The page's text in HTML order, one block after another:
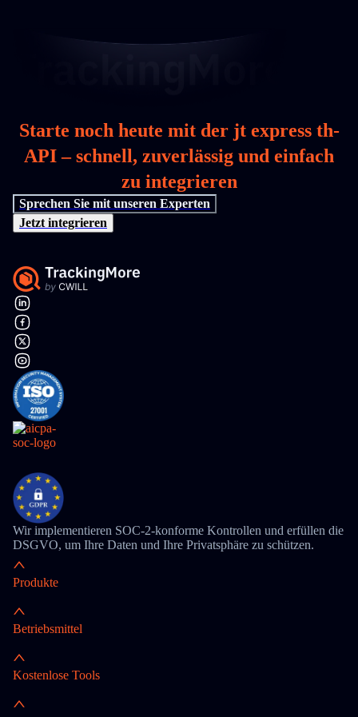
Starte noch heute mit der jt express th-
API – schnell, zuverlässig und einfach
zu integrieren
Sprechen Sie mit unseren Experten
Jetzt integrieren
Wir implementieren SOC-2-konforme Kontrollen und erfüllen die
DSGVO, um Ihre Daten und Ihre Privatsphäre zu schützen.
Produkte
Betriebsmittel
Kostenlose Tools